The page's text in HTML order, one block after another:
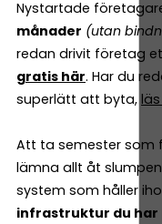
Nystartade
månader (utan
redan drivit företag
gratis här. Har du
superlätt att byta,
Att ta semester som
lämna allt åt
system som håller
infrastruktur du har